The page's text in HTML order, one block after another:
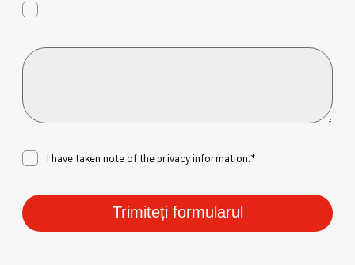
I have taken note of theprivacyinformation.*
Trimiteți formularul